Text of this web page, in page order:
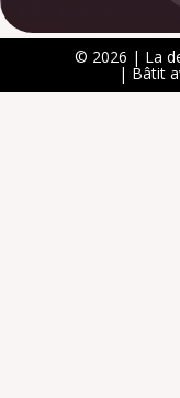
© 2026 | La
| Bâtit